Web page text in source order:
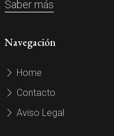
Saber más
Navegación
Home
Contacto
Aviso Legal